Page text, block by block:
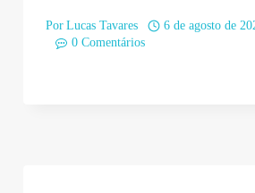
Por Lucas Tavares
6 de agosto de
0 Comentários